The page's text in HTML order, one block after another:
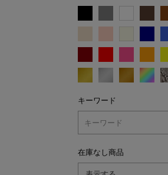
キーワード
在庫なし商品